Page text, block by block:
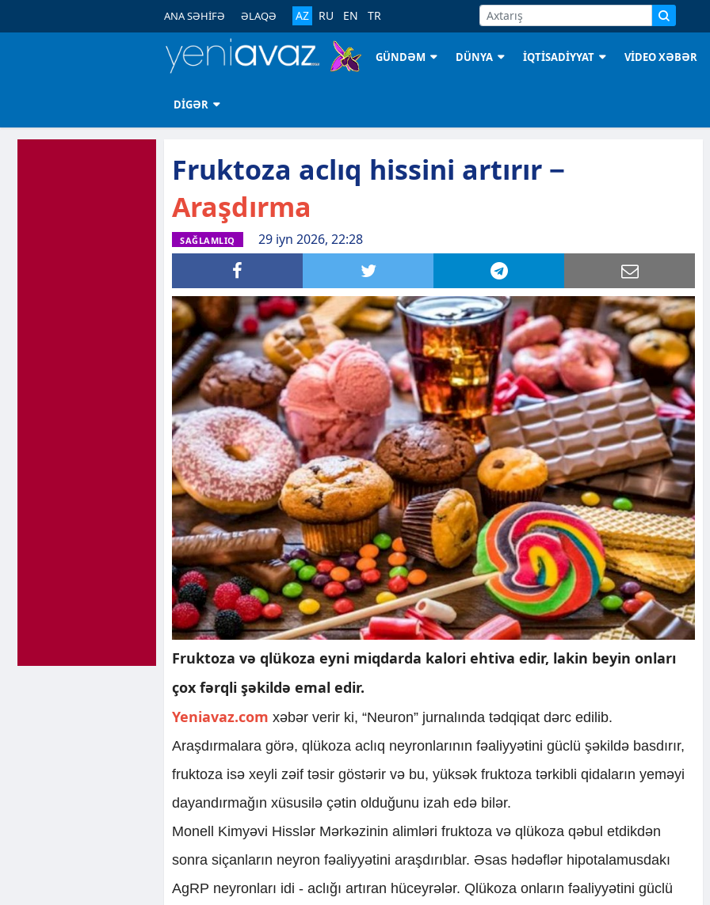
ANA SƏHİFƏ ƏLAQƏ AZ RU EN TR
GÜNDƏM DÜNYA İQTİSADİYYAT VİDEO XƏBƏR
DİGƏR
Fruktoza aclıq hissini artırır −
Araşdırma
SAĞLAMLIQ 29 iyn 2026, 22:28
Fruktoza və qlükoza eyni miqdarda kalori ehtiva edir, lakin beyin onları
çox fərqli şəkildə emal edir.
Yeniavaz.com xəbər verir ki, “Neuron” jurnalında tədqiqat dərc edilib.
Araşdırmalara görə, qlükoza aclıq neyronlarının fəaliyyətini güclü şəkildə basdırır,
fruktoza isə xeyli zəif təsir göstərir və bu, yüksək fruktoza tərkibli qidaların yeməyi
dayandırmağın xüsusilə çətin olduğunu izah edə bilər.
Monell Kimyəvi Hisslər Mərkəzinin alimləri fruktoza və qlükoza qəbul etdikdən
sonra siçanların neyron fəaliyyətini araşdırıblar. Əsas hədəflər hipotalamusdakı
AgRP neyronları idi - aclığı artıran hüceyrələr. Qlükoza onların fəaliyyətini güclü